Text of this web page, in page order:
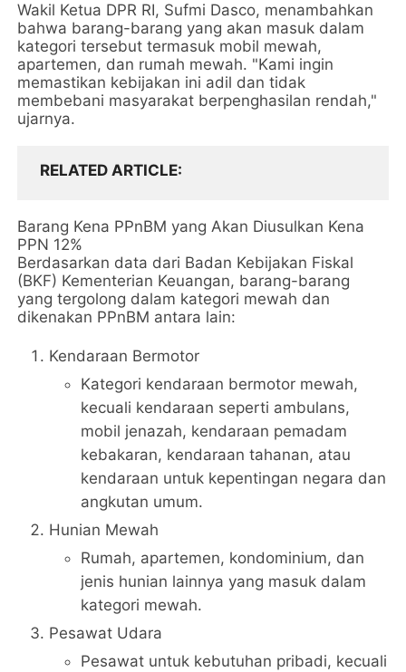
Wakil Ketua DPR RI, Sufmi Dasco, menambahkan
bahwa barang-barang yang akan masuk dalam
kategori tersebut termasuk mobil mewah,
apartemen, dan rumah mewah. "Kami ingin
memastikan kebijakan ini adil dan tidak
membebani masyarakat berpenghasilan rendah,"
ujarnya.
RELATED ARTICLE
Barang Kena PPnBM yang Akan Diusulkan Kena
PPN 12%
Berdasarkan data dari Badan Kebijakan Fiskal
(BKF) Kementerian Keuangan, barang-barang
yang tergolong dalam kategori mewah dan
dikenakan PPnBM antara lain:
Kendaraan Bermotor
Kategori kendaraan bermotor mewah,
kecuali kendaraan seperti ambulans,
mobil jenazah, kendaraan pemadam
kebakaran, kendaraan tahanan, atau
kendaraan untuk kepentingan negara dan
angkutan umum.
Hunian Mewah
Rumah, apartemen, kondominium, dan
jenis hunian lainnya yang masuk dalam
kategori mewah.
Pesawat Udara
Pesawat untuk kebutuhan pribadi, kecuali